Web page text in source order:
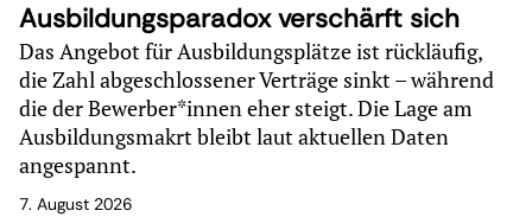
Ausbildungsparadox verschärft sich
Das Angebot für Ausbildungsplätze ist rückläufig,
die Zahl abgeschlossener Verträge sinkt – während
die der Bewerber*innen eher steigt. Die Lage am
Ausbildungsmakrt bleibt laut aktuellen Daten
angespannt.
7. August 2026